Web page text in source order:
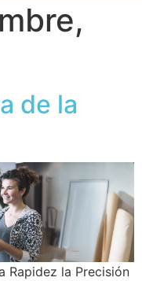
de la
Rapidez la Precisión